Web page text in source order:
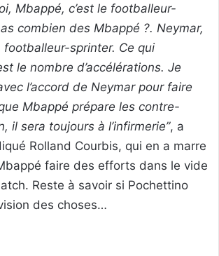
Mbappé, c’est le footballeur-
combien des Mbappé ?. Neymar,
footballeur-sprinter. Ce qui
le nombre d’accélérations. Je
l’accord de Neymar pour faire
Mbappé prépare les contre-
il sera toujours à l’infirmerie”, a
Rolland Courbis, qui en a marre
faire des efforts dans le vide
Reste à savoir si Pochettino
des choses…